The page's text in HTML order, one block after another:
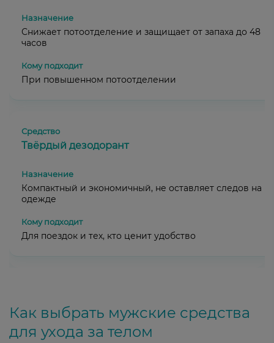
Снижает потоотделение и защищает от запаха до 48
часов
При повышенном потоотделении
Твёрдый дезодорант
Компактный и экономичный, не оставляет следов на
одежде
Для поездок и тех, кто ценит удобство
Как выбрать мужские средства
для ухода за телом